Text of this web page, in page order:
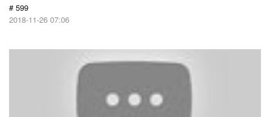
# 599
2018-11-26 07:06